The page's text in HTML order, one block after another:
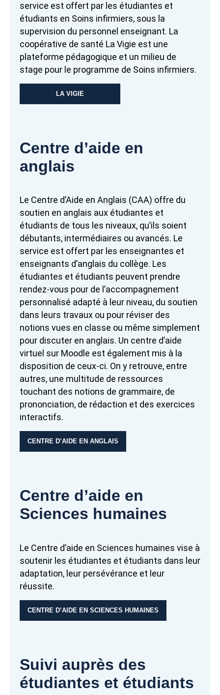
service est offert par les étudiantes et
étudiants en Soins infirmiers, sous la
supervision du personnel enseignant. La
coopérative de santé La Vigie est une
plateforme pédagogique et un milieu de
stage pour le programme de Soins infirmiers.
LA VIGIE
Centre d’aide en
anglais
Le Centre d’Aide en Anglais (CAA) offre du
soutien en anglais aux étudiantes et
étudiants de tous les niveaux, qu’ils soient
débutants, intermédiaires ou avancés. Le
service est offert par les enseignantes et
enseignants d’anglais du collège. Les
étudiantes et étudiants peuvent prendre
rendez-vous pour de l’accompagnement
personnalisé adapté à leur niveau, du soutien
dans leurs travaux ou pour réviser des
notions vues en classe ou même simplement
pour discuter en anglais. Un centre d’aide
virtuel sur Moodle est également mis à la
disposition de ceux-ci. On y retrouve, entre
autres, une multitude de ressources
touchant des notions de grammaire, de
prononciation, de rédaction et des exercices
interactifs.
CENTRE D’AIDE EN ANGLAIS
Centre d’aide en
Sciences humaines
Le Centre d’aide en Sciences humaines vise à
soutenir les étudiantes et étudiants dans leur
adaptation, leur persévérance et leur
réussite.
CENTRE D’AIDE EN SCIENCES HUMAINES
Suivi auprès des
étudiantes et étudiants